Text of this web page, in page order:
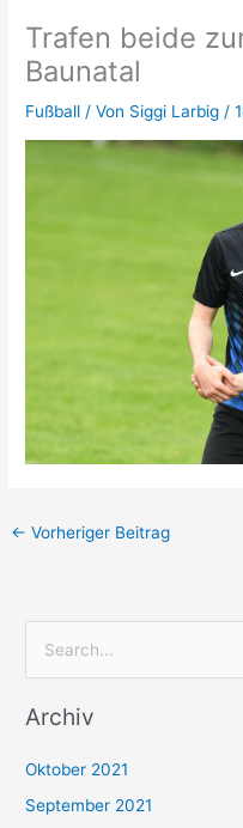
Trafen beide
Baunatal
Fußball / Von Siggi Larbig/
← Vorheriger Beitrag
c
n
Archiv
Oktober 2021
September 2021